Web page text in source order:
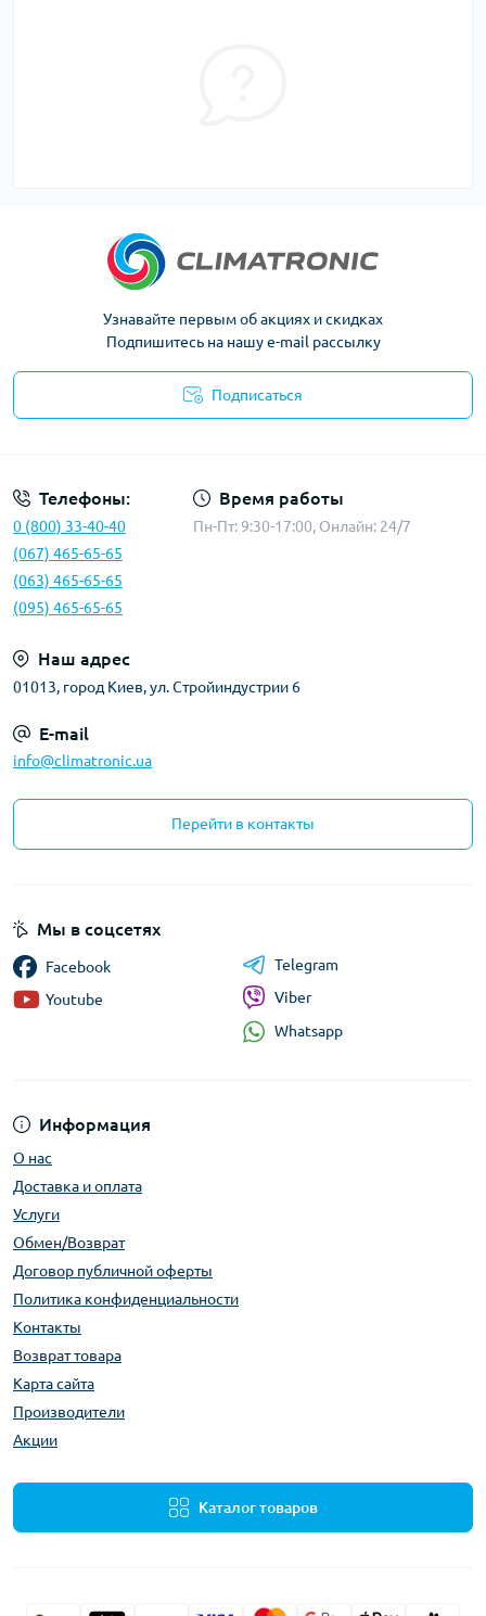
Узнавайте первым об акциях и скидках
Подпишитесь на нашу e-mail рассылку
Подписаться
Телефоны:
0 (800) 33-40-40
(067) 465-65-65
(063) 465-65-65
(095) 465-65-65
Время работы
Пн-Пт: 9:30-17:00, Онлайн: 24/7
Наш адрес
01013, город Киев, ул. Стройиндустрии 6
E-mail
info@climatronic.ua
Перейти в контакты
Информация
О нас
Доставка и оплата
Услуги
Обмен/Возврат
Договор публичной оферты
Политика конфиденциальности
Контакты
Возврат товара
Карта сайта
Производители
Акции
Каталог товаров
Мы в соцсетях
Facebook
Youtube
Telegram
Viber
Whatsapp